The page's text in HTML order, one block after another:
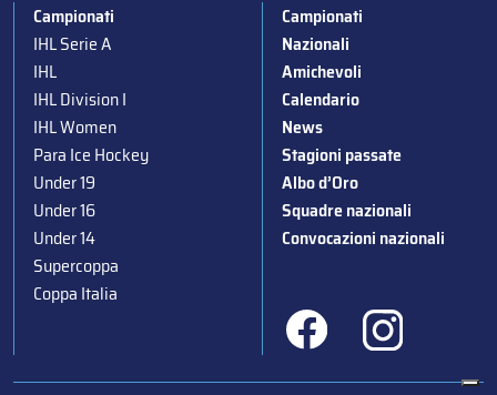
Campionati
IHL Serie A
IHL
IHL Division I
IHL Women
Para Ice Hockey
Under 19
Under 16
Under 14
Supercoppa
Coppa Italia
Campionati
Nazionali
Amichevoli
Calendario
News
Stagioni passate
Albo d’Oro
Squadre nazionali
Convocazioni nazionali